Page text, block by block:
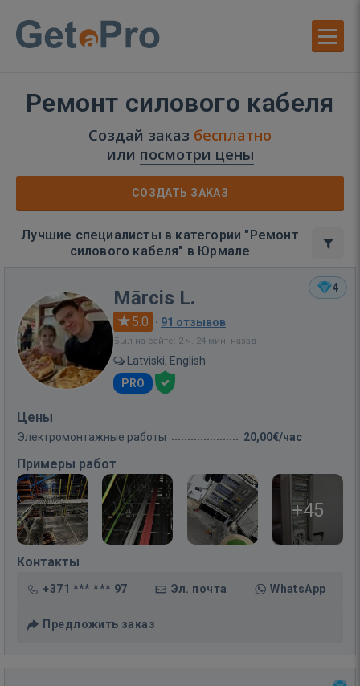
Ремонт силового кабеля
Создай заказ бесплатно
или посмотри цены
СОЗДАТЬ ЗАКАЗ
Лучшие специалисты в категории "Ремонт
силового кабеля" в Юрмале
4
Mārcis L.
5.0 · 91 отзывов
Был на сайте: 2 ч. 24 мин. назад
Latviski, English
PRO
Цены
Электромонтажные работы 20,00€/час
Примеры работ
+45
Контакты
+371 *** *** 97 Эл. почта WhatsApp
Предложить заказ